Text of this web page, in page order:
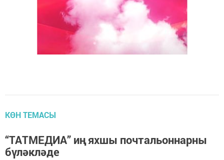
КӨН ТЕМАСЫ
“ТАТМЕДИА” иң яхшы почтальоннарны
бүләкләде